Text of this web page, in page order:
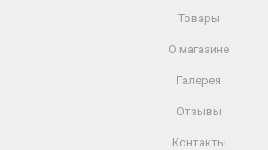
Товары
О магазине
Галерея
Отзывы
Контакты